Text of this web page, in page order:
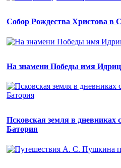
Собор Рождества Христова в
На знамени Победы имя
Псковская земля в дневниках
Батория